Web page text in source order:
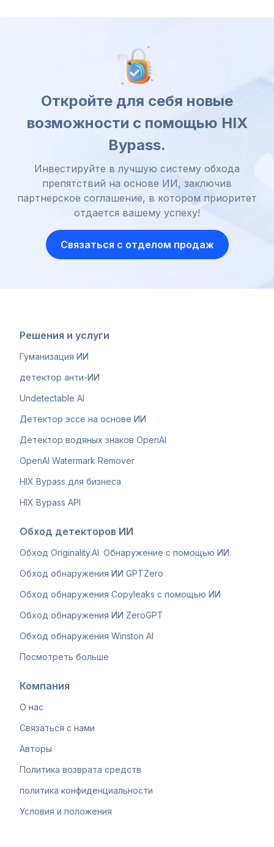
Откройте для себя новые
возможности с помощью HIX
Bypass.
Инвестируйте в лучшую систему обхода
препятствий на основе ИИ, заключив
партнерское соглашение, в котором приоритет
отдается вашему успеху!
Связаться с отделом продаж
Решения и услуги
Гуманизация ИИ
детектор анти-ИИ
Undetectable AI
Детектор эссе на основе ИИ
Детектор водяных знаков OpenAI
OpenAI Watermark Remover
HIX Bypass для бизнеса
HIX Bypass API
Обход детекторов ИИ
Обход Originality.AI. Обнаружение с помощью ИИ.
Обход обнаружения ИИ GPTZero
Обход обнаружения Copyleaks с помощью ИИ
Обход обнаружения ИИ ZeroGPT
Обход обнаружения Winston AI
Посмотреть больше
Компания
О нас
Связаться с нами
Авторы
Политика возврата средств
политика конфиденциальности
Условия и положения